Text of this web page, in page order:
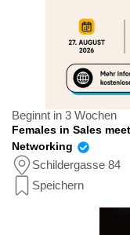
Beginnt in 3 Wochen
Females in Sales
Networking
Schildergasse 84
Speichern